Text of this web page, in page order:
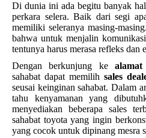
Di dunia ini ada begitu banyak
perkara selera. Baik dari segi
memiliki seleranya masing-
bahwa untuk menjalin
tentunya harus merasa refleks dan
Dengan berkunjung ke
sahabat dapat memilih sales
seusai keinginan sahabat. Dalam
tahu kenyamanan yang
menyediakan beberapa sales
sahabat toyota yang ingin
yang cocok untuk dipinang mesra